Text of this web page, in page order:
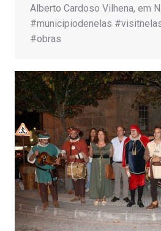
Alberto Cardoso Vilhena, em
#municipiodenelas
#obras